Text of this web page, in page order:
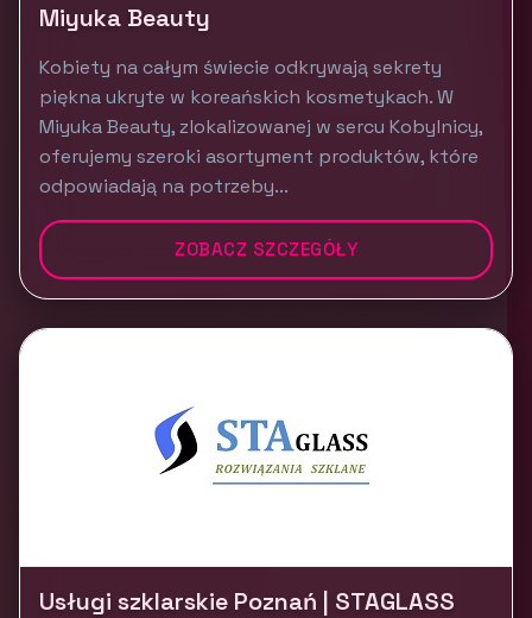
Miyuka Beauty
Kobiety na całym świecie odkrywają sekrety
piękna ukryte w koreańskich kosmetykach. W
Miyuka Beauty, zlokalizowanej w sercu Kobylnicy,
oferujemy szeroki asortyment produktów, które
odpowiadają na potrzeby...
ZOBACZ SZCZEGÓŁY
Usługi szklarskie Poznań | STAGLASS